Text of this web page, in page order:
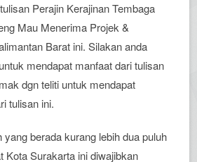
Perajin Kerajinan Tembaga
Mau Menerima Projek &
Barat ini. Silakan anda
mendapat manfaat dari tulisan
dgn teliti untuk mendapat
tulisan ini.
yang berada kurang lebih dua puluh
Kota Surakarta ini diwajibkan